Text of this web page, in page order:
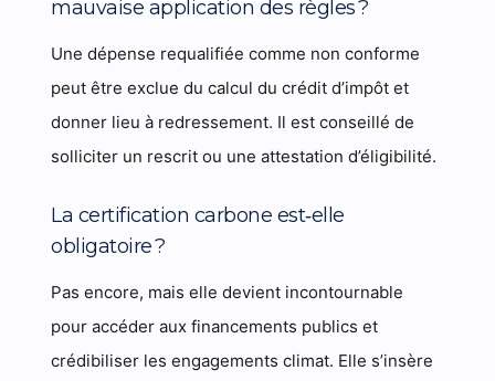
mauvaise application des règles ?
Une dépense requalifiée comme non conforme
peut être exclue du calcul du crédit d’impôt et
donner lieu à redressement. Il est conseillé de
solliciter un rescrit ou une attestation d’éligibilité.
La certification carbone est‑elle
obligatoire ?
Pas encore, mais elle devient incontournable
pour accéder aux financements publics et
crédibiliser les engagements climat. Elle s’insère